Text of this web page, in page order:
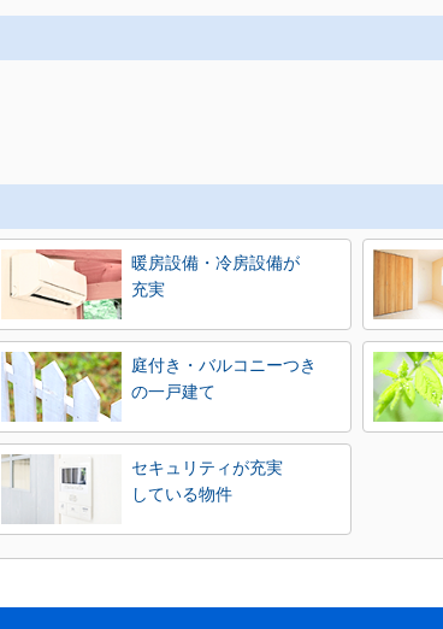
暖房設備・冷房設備が
充実
庭付き・バルコニーつき
の一戸建て
セキュリティが充実
している物件